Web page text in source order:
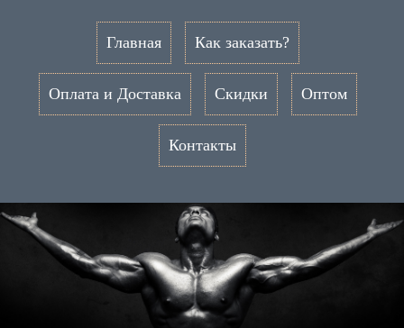
Главная Как заказать?
Оплата и Доставка Скидки Оптом
Контакты